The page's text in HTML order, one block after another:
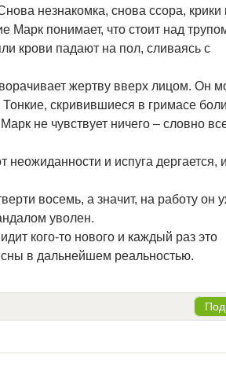
незнакомка, снова ссора, крики
Марк понимает, что стоит над
крови падают на пол, сливаясь с
жертву вверх лицом. Он
скривившиеся в гримасе
не чувствует ничего – словно
и испуга дергается,
восемь, а значит, на работу он
уволен.
кого-то нового и каждый раз это
сны в дальнейшем реальностью.